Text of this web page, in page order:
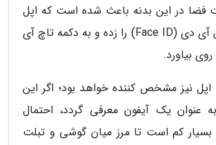
فضا در این بدنه باعث شده است که اپل
احتمالاً قید فیس آی دی (Face ID) را زده و به دکمه تاچ آی
اپل نیز مشخص کننده خواهد بود؛ اگر این
عنوان یک آیفون معرفی گردد، احتمال
بسیار کم است تا مرز میان گوشی و تبلت